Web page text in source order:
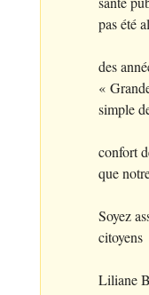
pas été
des
«
simple
confort
que
Soyez
citoyens
Liliane